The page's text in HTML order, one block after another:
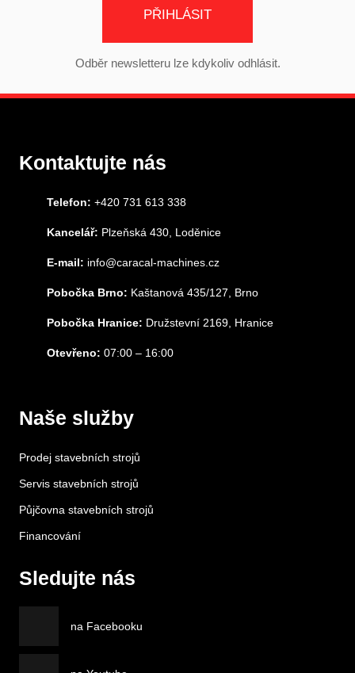
PŘIHLÁSIT
Odběr newsletteru lze kdykoliv odhlásit.
Kontaktujte nás
Telefon: +420 731 613 338
Kancelář: Plzeňská 430, Loděnice
E-mail: info@caracal-machines.cz
Pobočka Brno: Kaštanová 435/127, Brno
Pobočka Hranice: Družstevní 2169, Hranice
Otevřeno: 07:00 – 16:00
Naše služby
Prodej stavebních strojů
Servis stavebních strojů
Půjčovna stavebních strojů
Financování
Sledujte nás
na Facebooku